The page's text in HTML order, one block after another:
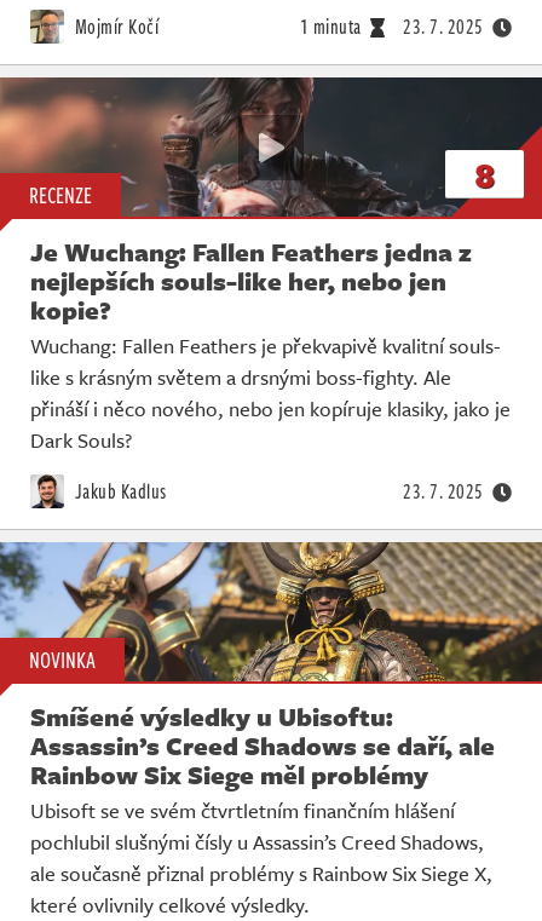
Mojmír Kočí 1 minuta 23. 7. 2025
RECENZE 8
Je Wuchang: Fallen Feathers jedna z
nejlepších souls-like her, nebo jen
kopie?
Wuchang: Fallen Feathers je překvapivě kvalitní souls-
like s krásným světem a drsnými boss-fighty. Ale
přináší i něco nového, nebo jen kopíruje klasiky, jako je
Dark Souls?
Jakub Kadlus 23. 7. 2025
NOVINKA
Smíšené výsledky u Ubisoftu:
Assassin’s Creed Shadows se daří, ale
Rainbow Six Siege měl problémy
Ubisoft se ve svém čtvrtletním finančním hlášení
pochlubil slušnými čísly u Assassin’s Creed Shadows,
ale současně přiznal problémy s Rainbow Six Siege X,
které ovlivnily celkové výsledky.